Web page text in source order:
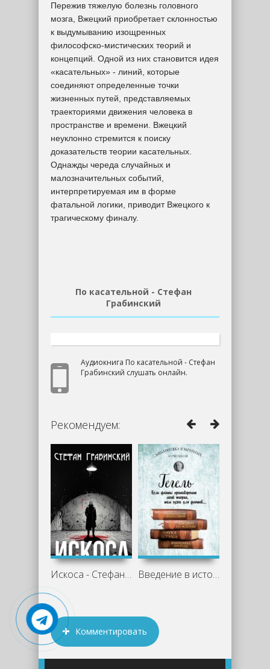
Пережив тяжелую болезнь головного
мозга, Вжецкий приобретает склонностью
к выдумыванию изощренных
философско-мистических теорий и
концепций. Одной из них становится идея
«касательных» - линий, которые
соединяют определенные точки
жизненных путей, представляемых
траекториями движения человека в
пространстве и времени. Вжецкий
неуклонно стремится к поиску
доказательств теории касательных.
Однажды череда случайных и
малозначительных событий,
интерпретируемая им в форме
фатальной логики, приводит Вжецкого к
трагическому финалу.
По касательной - Стефан
Грабинский
Аудиокнига По касательной - Стефан
Грабинский слушать онлайн.
Рекомендуем:
Искоса - Стефан Грабинский Введение в историю философии. Лекции по
Комментировать